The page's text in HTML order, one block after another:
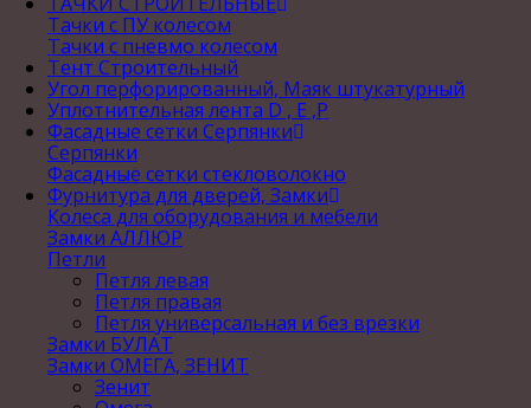
Тачки с ПУ колесом
Тачки с пневмо колесом
Тент Строительный
Угол перфорированный, Маяк штукатурный
Уплотнительная лента D , Е ,P
Фасадные сетки Серпянки
Серпянки
Фасадные сетки стекловолокно
Фурнитура для дверей, Замки
Колеса для оборудования и мебели
Замки АЛЛЮР
Петли
Петля левая
Петля правая
Петля универсальная и без врезки
Замки БУЛАТ
Замки ОМЕГА, ЗЕНИТ
Зенит